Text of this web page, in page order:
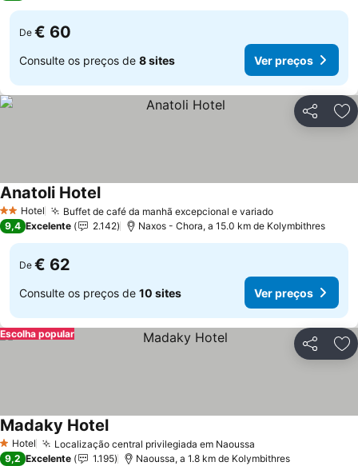
De € 60
Consulte os preços de 8 sites Ver preços
Partilhar
2 Estrelas
Hotel Buffet de café da manhã excepcional e variado
Anatoli Hotel
9,4 Excelente 2.142 Naxos - Chora, a 15.0 km de Kolymbithres
De € 62
Consulte os preços de 10 sites Ver preços
Partilhar
Escolha popular
1 Estrelas
Hotel Localização central privilegiada em Naoussa
Madaky Hotel
9,2 Excelente 1.195 Naoussa, a 1.8 km de Kolymbithres